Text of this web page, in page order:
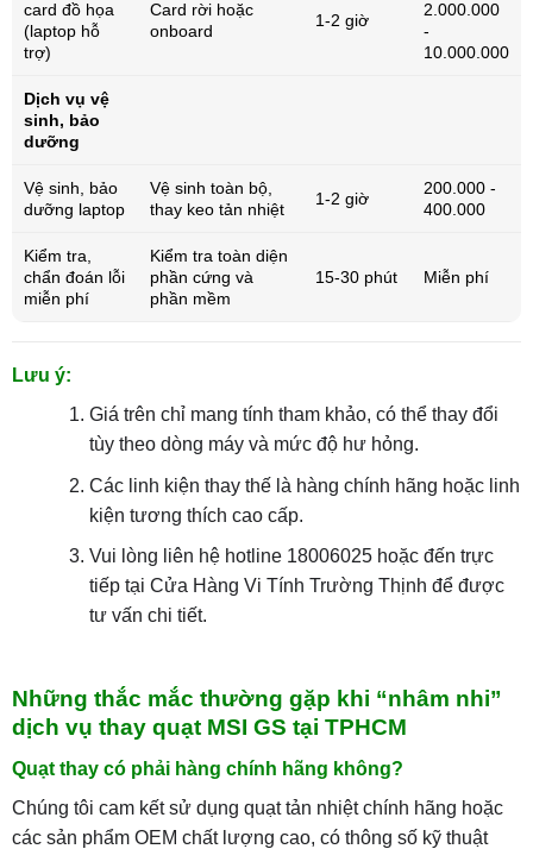
card đồ họa
(laptop hỗ
trợ)
Card rời hoặc
onboard
1-2 giờ
2.000.000
-
10.000.000
Dịch vụ vệ
sinh, bảo
dưỡng
Vệ sinh, bảo
dưỡng laptop
Vệ sinh toàn bộ,
thay keo tản nhiệt
1-2 giờ
200.000 -
400.000
Kiểm tra,
chẩn đoán lỗi
miễn phí
Kiểm tra toàn diện
phần cứng và
phần mềm
15-30 phút Miễn phí
Lưu ý:
Giá trên chỉ mang tính tham khảo, có thể thay đổi
tùy theo dòng máy và mức độ hư hỏng.
Các linh kiện thay thế là hàng chính hãng hoặc linh
kiện tương thích cao cấp.
Vui lòng liên hệ hotline 18006025 hoặc đến trực
tiếp tại Cửa Hàng Vi Tính Trường Thịnh để được
tư vấn chi tiết.
Những thắc mắc thường gặp khi “nhâm nhi”
dịch vụ thay quạt MSI GS tại TPHCM
Quạt thay có phải hàng chính hãng không?
Chúng tôi cam kết sử dụng quạt tản nhiệt chính hãng hoặc
các sản phẩm OEM chất lượng cao, có thông số kỹ thuật